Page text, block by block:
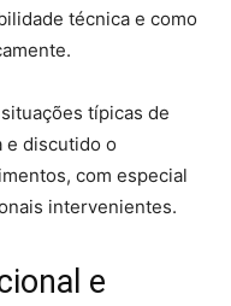
técnica e como
típicas de
e discutido o
com especial
intervenientes.
e